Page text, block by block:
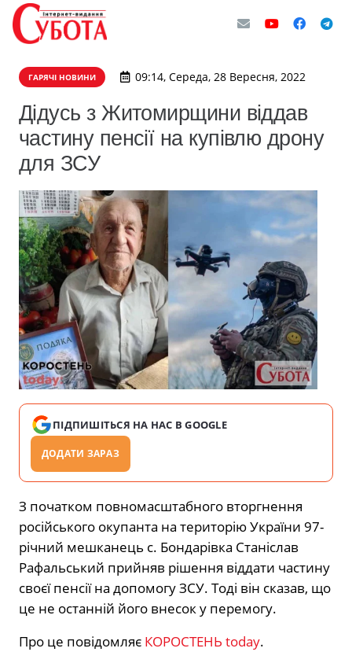
ГАРЯЧІ НОВИНИ 09:14, Середа, 28 Вересня, 2022
Дідусь з Житомирщини віддав
частину пенсії на купівлю дрону
для ЗСУ
ПІДПИШІТЬСЯ НА НАС В GOOGLE
ДОДАТИ ЗАРАЗ
З початком повномасштабного вторгнення
російського окупанта на територію України 97-
річний мешканець с. Бондарівка Станіслав
Рафальський прийняв рішення віддати частину
своєї пенсії на допомогу ЗСУ. Тоді він сказав, що
це не останній його внесок у перемогу.
Про це повідомляє КОРОСТЕНЬ today.